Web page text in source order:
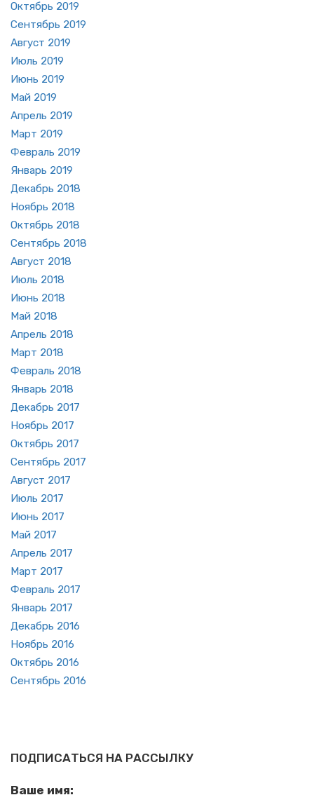
Ок­тябрь 2019
Сен­тябрь 2019
Ав­густ 2019
Июль 2019
Июнь 2019
Май 2019
Ап­рель 2019
Март 2019
Фев­раль 2019
Ян­варь 2019
Де­кабрь 2018
Но­ябрь 2018
Ок­тябрь 2018
Сен­тябрь 2018
Ав­густ 2018
Июль 2018
Июнь 2018
Май 2018
Ап­рель 2018
Март 2018
Фев­раль 2018
Ян­варь 2018
Де­кабрь 2017
Но­ябрь 2017
Ок­тябрь 2017
Сен­тябрь 2017
Ав­густ 2017
Июль 2017
Июнь 2017
Май 2017
Ап­рель 2017
Март 2017
Фев­раль 2017
Ян­варь 2017
Де­кабрь 2016
Но­ябрь 2016
Ок­тябрь 2016
Сен­тябрь 2016
ПОДПИСАТЬСЯ НА РАССЫЛКУ
Ваше имя: